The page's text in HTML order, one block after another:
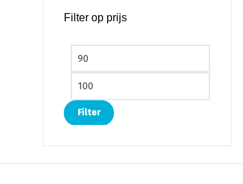
Filter op prijs
Min. prijs
Filter